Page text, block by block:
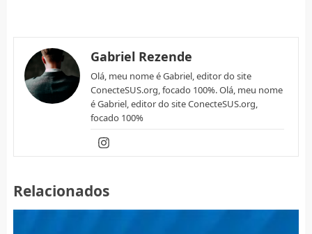
Gabriel Rezende
Olá, meu nome é Gabriel, editor do site
ConecteSUS.org, focado 100%. Olá, meu nome
é Gabriel, editor do site ConecteSUS.org,
focado 100%
Relacionados